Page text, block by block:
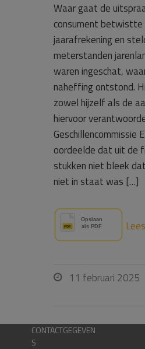
Waar gaat de
consument betwistte
jaarafrekening en
meterstanden
waren ingeschat,
naheffing ontstond.
zowel hijzelf als de
hiervoor
Geschillencommissie
oordeelde dat uit de
stukken niet bleek
niet in staat was […]
 11 februari 2025
CONTACTGEGEVEN
S